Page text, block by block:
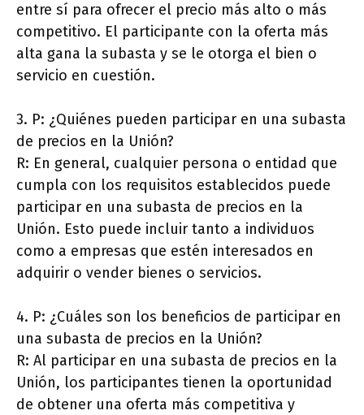
entre sí para ofrecer el precio más alto o más
competitivo. El participante con la oferta más
alta gana la subasta y se le otorga el bien o
servicio en cuestión.
3. P: ¿Quiénes pueden participar en una subasta
de precios en la Unión?
R: En general, cualquier persona o entidad que
cumpla con los requisitos establecidos puede
participar en una subasta de precios en la
Unión. Esto puede incluir tanto a individuos
como a empresas que estén interesados en
adquirir o vender bienes o servicios.
4. P: ¿Cuáles son los beneficios de participar en
una subasta de precios en la Unión?
R: Al participar en una subasta de precios en la
Unión, los participantes tienen la oportunidad
de obtener una oferta más competitiva y